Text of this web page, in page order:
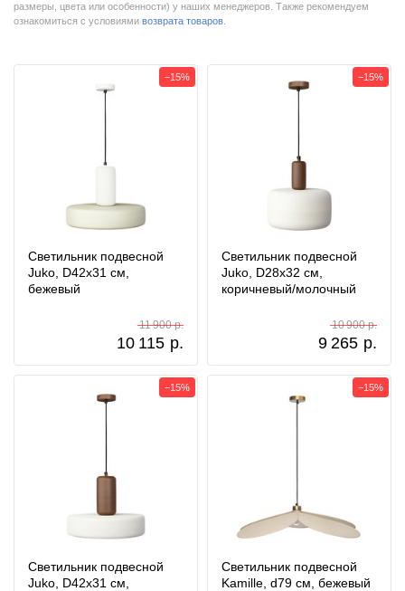
размеры, цвета или особенности) у наших менеджеров. Также рекомендуем
ознакомиться с условиями возврата товаров
Светильник подвесной
Juko, D42х31 см,
бежевый
10 115 р.
11 900 р.
−15%
Светильник подвесной
Juko, D28х32 см,
коричневый/молочный
9 265 р.
10 900 р.
−15%
Светильник подвесной
Juko, D42х31 см,
−15%
Светильник подвесной
Kamille, d79 см, бежевый
−15%